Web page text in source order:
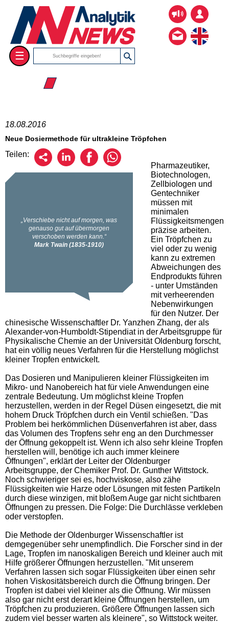
☰
☰ 2016
18.08.2016
Neue Dosiermethode für ultrakleine Tröpfchen
Teilen:
Pharmazeutiker,
Biotechnologen,
Zellbiologen und
Gentechniker
müssen mit
minimalen
Flüssigkeitsmengen
präzise arbeiten.
Ein Tröpfchen zu
viel oder zu wenig
kann zu extremen
Abweichungen des
Endprodukts führen
- unter Umständen
mit verheerenden
Nebenwirkungen
für den Nutzer. Der
chinesische Wissenschaftler Dr. Yanzhen Zhang, der als
Alexander-von-Humboldt-Stipendiat in der Arbeitsgruppe für
Physikalische Chemie an der Universität Oldenburg forscht,
hat ein völlig neues Verfahren für die Herstellung möglichst
kleiner Tropfen entwickelt.
Das Dosieren und Manipulieren kleiner Flüssigkeiten im
Mikro- und Nanobereich hat für viele Anwendungen eine
zentrale Bedeutung. Um möglichst kleine Tropfen
herzustellen, werden in der Regel Düsen eingesetzt, die mit
hohem Druck Tröpfchen durch ein Ventil schießen. "Das
Problem bei herkömmlichen Düsenverfahren ist aber, dass
das Volumen des Tropfens sehr eng an den Durchmesser
der Öffnung gekoppelt ist. Wenn ich also sehr kleine Tropfen
herstellen will, benötige ich auch immer kleinere
Öffnungen", erklärt der Leiter der Oldenburger
Arbeitsgruppe, der Chemiker Prof. Dr. Gunther Wittstock.
Noch schwieriger sei es, hochviskose, also zähe
Flüssigkeiten wie Harze oder Lösungen mit festen Partikeln
durch diese winzigen, mit bloßem Auge gar nicht sichtbaren
Öffnungen zu pressen. Die Folge: Die Durchlässe verkleben
oder verstopfen.
Die Methode der Oldenburger Wissenschaftler ist
demgegenüber sehr unempfindlich. Die Forscher sind in der
Lage, Tropfen im nanoskaligen Bereich und kleiner auch mit
Hilfe größerer Öffnungen herzustellen. "Mit unserem
Verfahren lassen sich sogar Flüssigkeiten über einen sehr
hohen Viskositätsbereich durch die Öffnung bringen. Der
Tropfen ist dabei viel kleiner als die Öffnung. Wir müssen
also gar nicht erst derart kleine Öffnungen herstellen, um
Tröpfchen zu produzieren. Größere Öffnungen lassen sich
zudem viel besser warten als kleinere", so Wittstock weiter.